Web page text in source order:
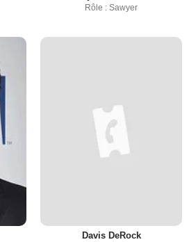
Rôle : Sawyer
Davis DeRock